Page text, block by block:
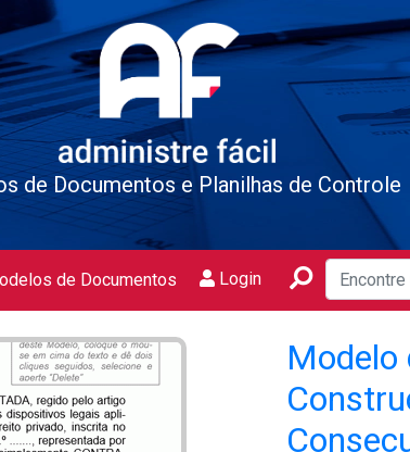
de Documentos e Planilhas de Controle
de Documentos Login
Modelo